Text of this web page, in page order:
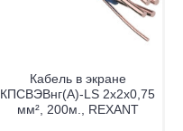
Кабель в экране
КПСВЭВнг(А)-LS 2х2х0,75
мм², 200м., REXANT